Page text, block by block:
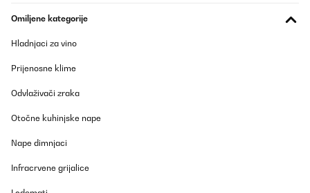
Omiljene kategorije
Hladnjaci za vino
Prijenosne klime
Odvlaživači zraka
Otočne kuhinjske nape
Nape dimnjaci
Infracrvene grijalice